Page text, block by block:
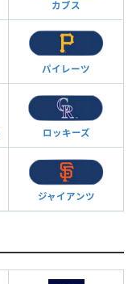
カブス
パイレーツ
ロッキーズ
ジャイアンツ